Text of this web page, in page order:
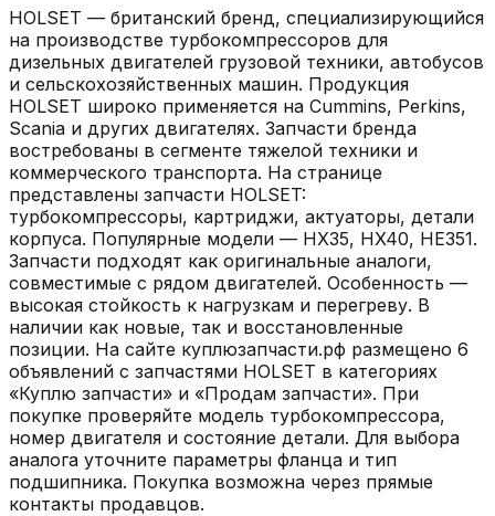
HOLSET — британский бренд, специализирующийся
на производстве турбокомпрессоров для
дизельных двигателей грузовой техники, автобусов
и сельскохозяйственных машин. Продукция
HOLSET широко применяется на Cummins, Perkins,
Scania и других двигателях. Запчасти бренда
востребованы в сегменте тяжелой техники и
коммерческого транспорта. На странице
представлены запчасти HOLSET:
турбокомпрессоры, картриджи, актуаторы, детали
корпуса. Популярные модели — HX35, HX40, HE351.
Запчасти подходят как оригинальные аналоги,
совместимые с рядом двигателей. Особенность —
высокая стойкость к нагрузкам и перегреву. В
наличии как новые, так и восстановленные
позиции. На сайте куплюзапчасти.рф размещено 6
объявлений с запчастями HOLSET в категориях
«Куплю запчасти» и «Продам запчасти». При
покупке проверяйте модель турбокомпрессора,
номер двигателя и состояние детали. Для выбора
аналога уточните параметры фланца и тип
подшипника. Покупка возможна через прямые
контакты продавцов.